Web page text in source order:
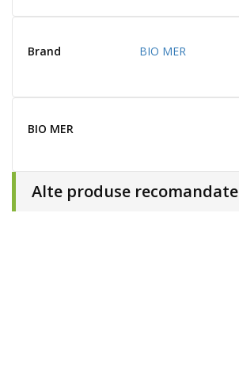
Brand BIO MER
BIO MER
Alte produse recomandate